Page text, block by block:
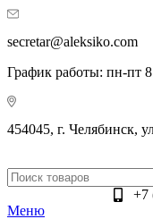
secretar@aleksiko.com
График работы: пн-пт
454045, г. Челябинск,
+7
Меню